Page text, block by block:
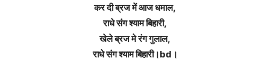
कर दी ब्रज में आज धमाल,
राधे संग श्याम बिहारी,
खेले ब्रज मे रंग गुलाल,
राधे संग श्याम बिहारी।bd।